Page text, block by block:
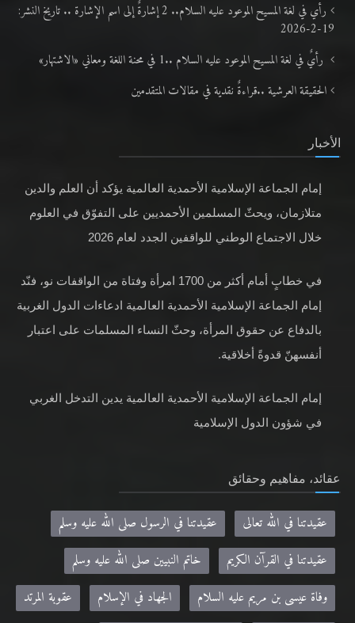
رأي في لغة المسيح الموعود عليه السلام.. 2 إشارةٌ إلى اسم الإشارة .. تاريخ النشر:
19-2-2026
رأيٌ في لغة المسيح الموعود عليه السلام ..1 في محنة اللغة ومعاني «الاشتهار»
الحقيقة العرشية ..قراءةٌ نقدية في مقالات المتقدمين
الأخبار
إمام الجماعة الإسلامية الأحمدية العالمية يؤكد أن العلم والدين
متلازمان، ويحثّ المسلمين الأحمديين على التفوّق في العلوم
خلال الاجتماع الوطني للواقفين الجدد لعام 2026
في خطابٍ أمام أكثر من 1700 امرأة وفتاة من الواقفات نو، فنّد
إمام الجماعة الإسلامية الأحمدية العالمية ادعاءات الدول الغربية
بالدفاع عن حقوق المرأة، وحثّ النساء المسلمات على اعتبار
أنفسهنّ قدوةً أخلاقية.
إمام الجماعة الإسلامية الأحمدية العالمية يدين التدخل الغربي
في شؤون الدول الإسلامية
عقائد، مفاهيم وحقائق
عقيدتنا في الله تعالى
عقيدتنا في الرسول صلى الله عليه وسلم
عقيدتنا في القرآن الكريم
خاتم النبيين صلى الله عليه وسلم
وفاة عيسى بن مريم عليه السلام
الجهاد في الإسلام
عقوبة المرتد